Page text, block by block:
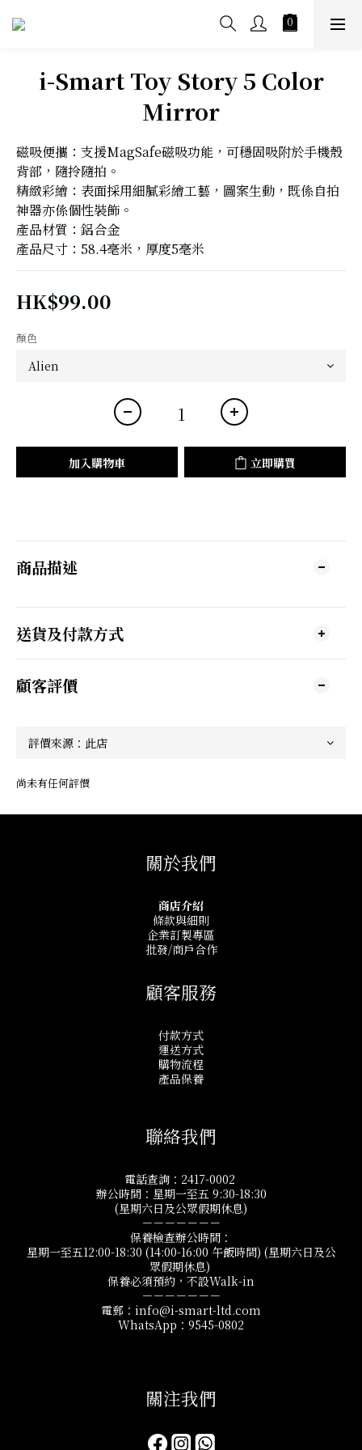
i-Smart Toy Story 5 Color
Mirror
磁吸便攜：支援MagSafe磁吸功能，可穩固吸附於手機殼
背部，隨拎隨拍。
精緻彩繪：表面採用細膩彩繪工藝，圖案生動，既係自拍
神器亦係個性裝飾。
產品材質：鋁合金
產品尺寸：58.4毫米，厚度5毫米
HK$99.00
顏色
加入購物車 立即購買
商品描述
送貨及付款方式
顧客評價
尚未有任何評價
關於我們
商店介紹
條款與細則
企業訂製專區
批發/商戶合作
顧客服務
付款方式
運送方式
購物流程
產品保養
聯絡我們
電話查詢：2417-0002
辦公時間：星期一至五 9:30-18:30
(星期六日及公眾假期休息)
－－－－－－－
保養檢查辦公時間：
星期一至五12:00-18:30 (14:00-16:00 午飯時間) (星期六日及公
眾假期休息)
保養必須預約，不設Walk-in
－－－－－－－
電郵：info@i-smart-ltd.com
WhatsApp：9545-0802
關注我們​